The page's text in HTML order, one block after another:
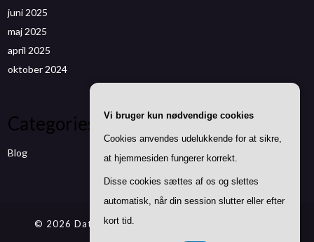
juni 2025
maj 2025
april 2025
oktober 2024
Categories
Blog
© 2026 Datenwizard.de
Vi bruger kun nødvendige cookies
Cookies anvendes udelukkende for at sikre,
at hjemmesiden fungerer korrekt.
Disse cookies sættes af os og slettes
automatisk, når din session slutter eller efter
kort tid.